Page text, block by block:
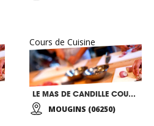
Cours de Cuisine
LE MAS DE CANDILLE COURS DE CUISINE
MOUGINS (06250)